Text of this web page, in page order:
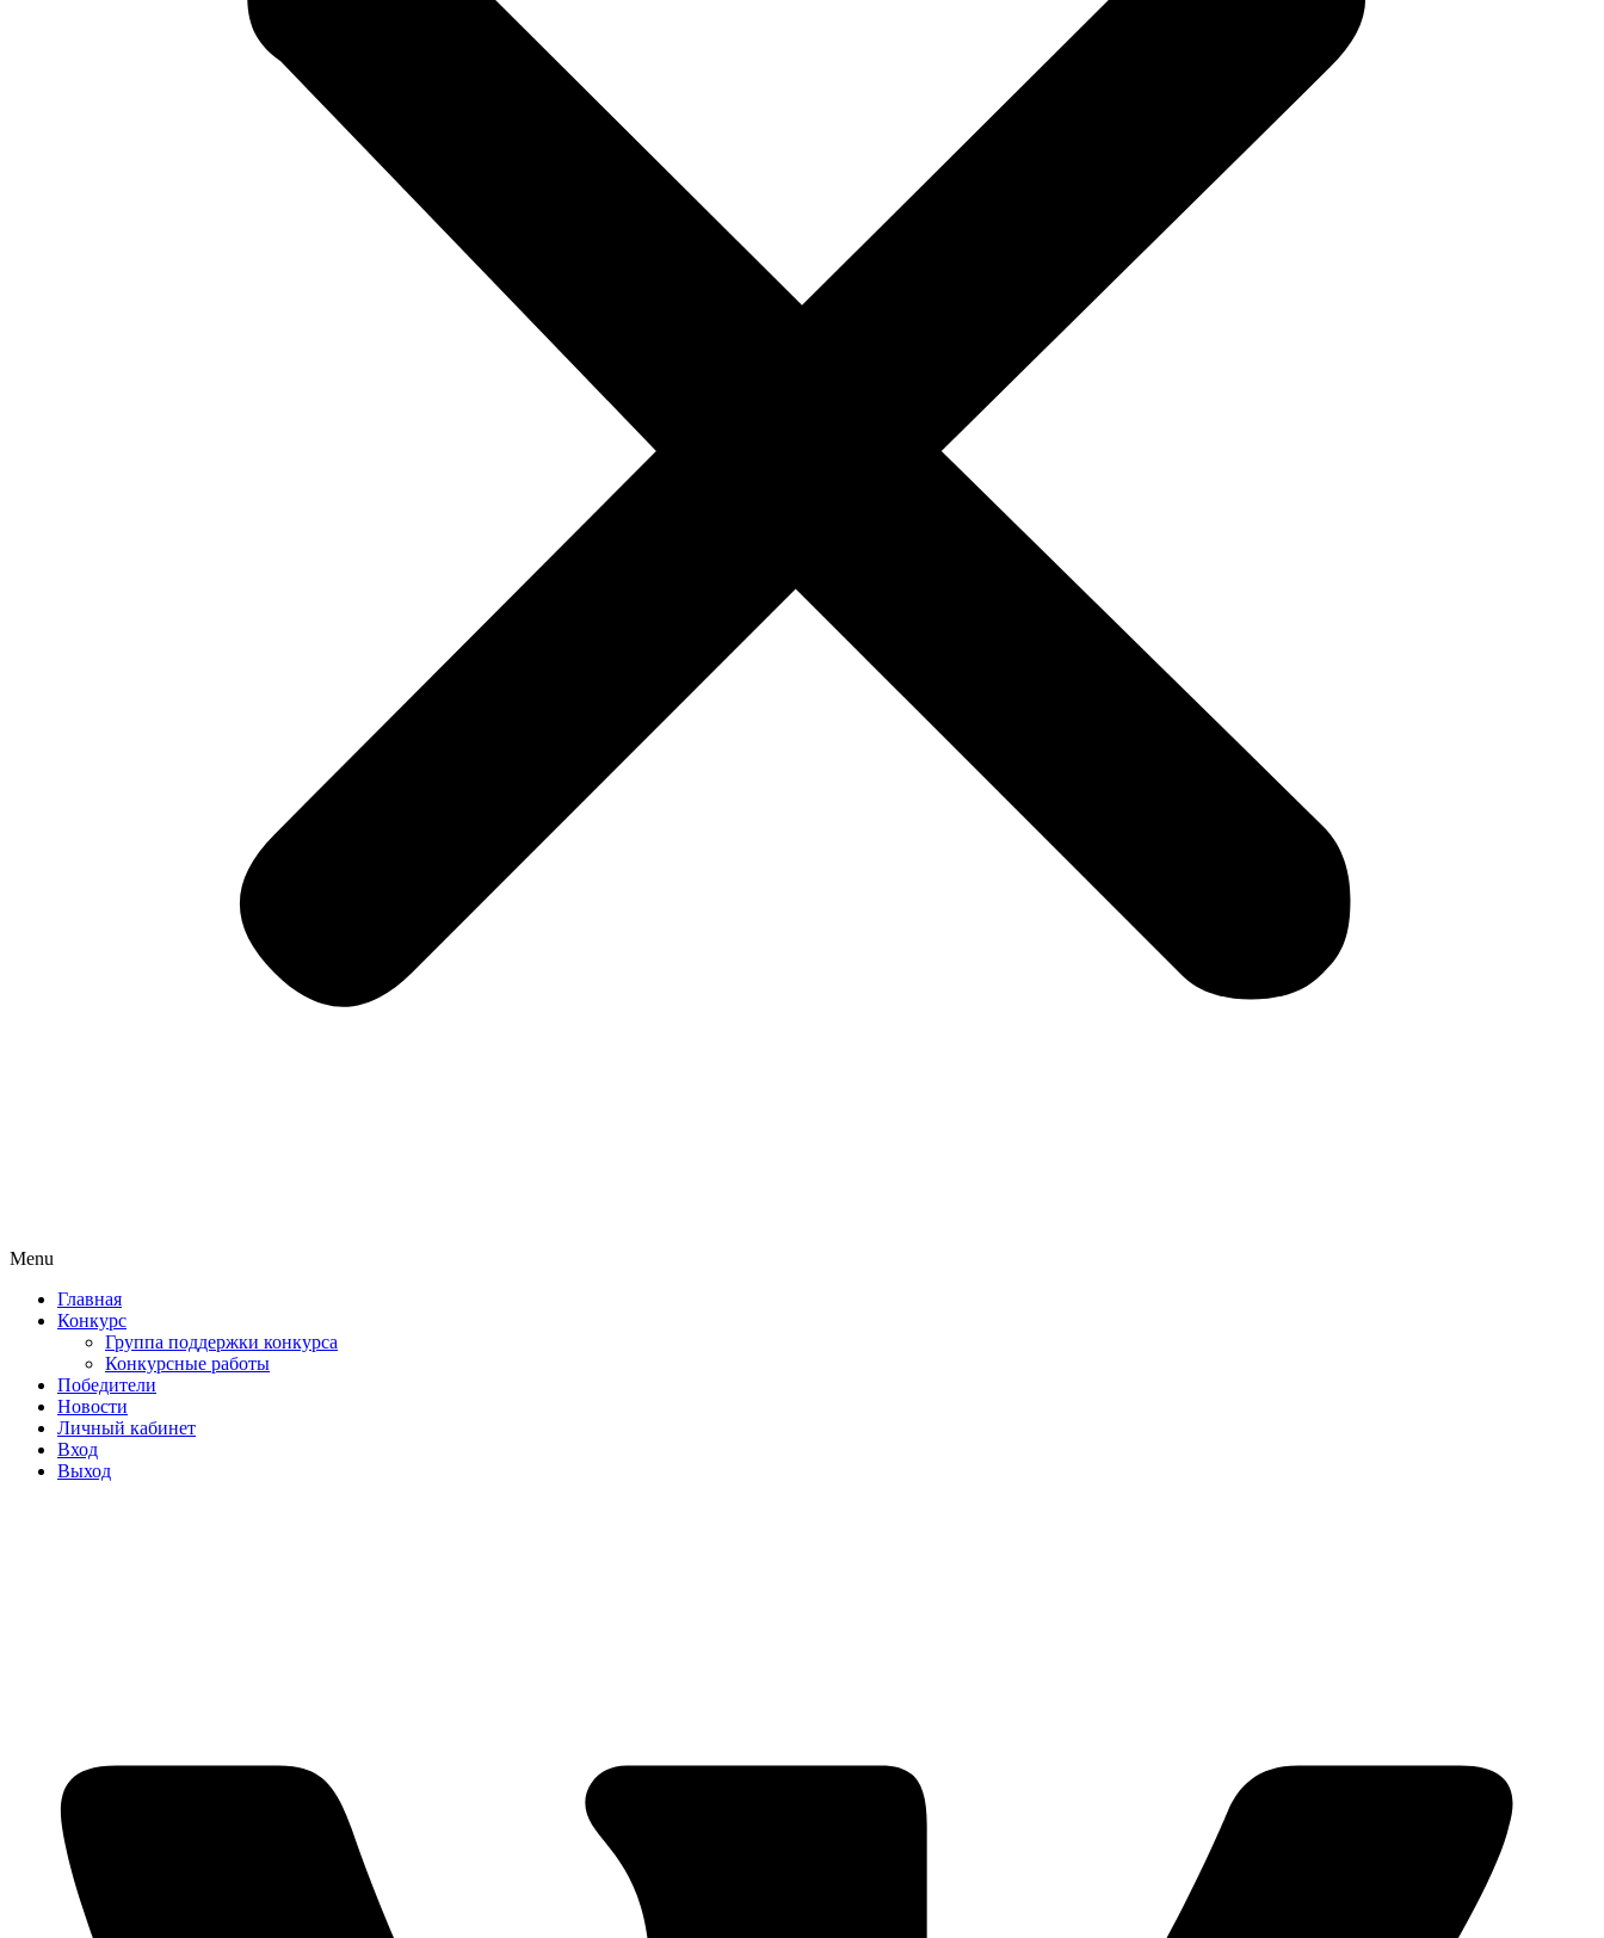
Menu
Главная
Конкурс
Группа поддержки конкурса
Конкурсные работы
Победители
Новости
Личный кабинет
Вход
Выход